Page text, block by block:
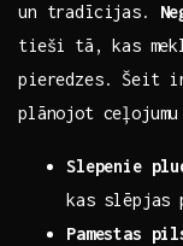
un tradīcijas.
tieši tā,⁢ kas
pieredzes. Šeit
plānojot ceļojumu
Slepenie
kas slēpjas
Pamestas